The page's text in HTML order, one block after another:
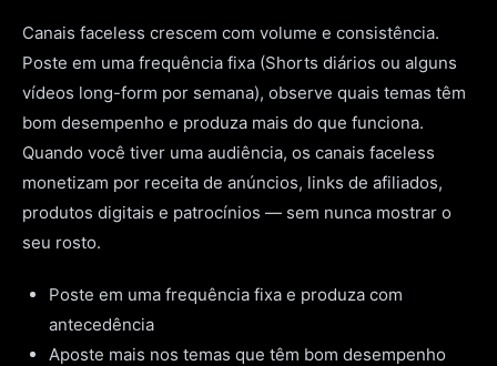
Canais faceless crescem com volume e consistência.
Poste em uma frequência fixa (Shorts diários ou alguns
vídeos long-form por semana), observe quais temas têm
bom desempenho e produza mais do que funciona.
Quando você tiver uma audiência, os canais faceless
monetizam por receita de anúncios, links de afiliados,
produtos digitais e patrocínios — sem nunca mostrar o
seu rosto.
Poste em uma frequência fixa e produza com
antecedência
Aposte mais nos temas que têm bom desempenho